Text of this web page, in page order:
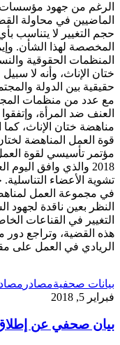
الرغم من جهود مؤسسات
الماضيين في محاولة
حجم التغيير لا يتناسب
المخصصة لهذا الشأن.
المنظمات الحقوقية
ختان الإناث، وأنه لا
حقيقية بين الدولة
مع عدد من منظمات
العنف ضد المرأة،
مناهضة ختان الإناث،
قوة العمل المناهضة
2018 والذي وافق
تشوية الأعضاء
في مجموعة العمل
النظر بعين ناقدة
التغيير في القناعات
هذه القضية، وتراجع
الريادي في العمل على
بيانات صحفيةمصادر
فبراير 5, 2018
بيان صحفي عن